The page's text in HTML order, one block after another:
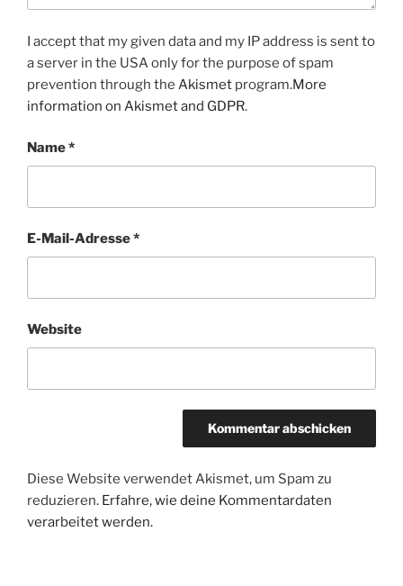
I accept that my given data and my IP address is sent to
a server in the USA only for the purpose of spam
prevention through the Akismet program.More
information on Akismet and GDPR.
Name*
E-Mail-Adresse*
Website
Diese Website verwendet Akismet, um Spam zu
reduzieren. Erfahre, wie deine Kommentardaten
verarbeitet werden.